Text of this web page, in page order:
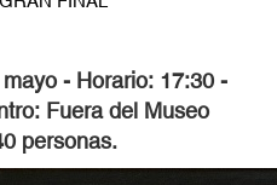
- Horario: 17:30 -
Fuera del Museo
personas.